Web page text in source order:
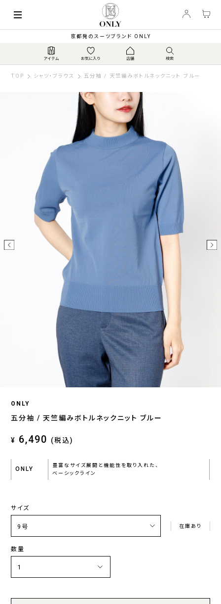
京都発のスーツブランド ONLY
TOP シャツ・ブラウス 五分袖 / 天竺編みボトルネックニット ブルー
ONLY
五分袖 / 天竺編みボトルネックニット ブルー
¥ 6,490 (税込)
ONLY
豊富なサイズ展開と機能性を取り入れた、
ベーシックライン
サイズ
在庫あり
数量